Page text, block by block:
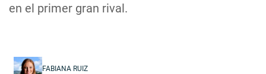
en el primer gran rival.
FABIANA RUIZ